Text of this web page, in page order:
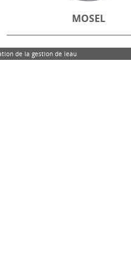
MOSEL
de la gestion de leau